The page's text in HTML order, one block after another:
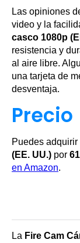
Las opiniones
video y la
casco 1080p
resistencia y
al aire libre.
una tarjeta de
desventaja.
Precio
Puedes adquirir
(EE. UU.) por
en Amazon.
La Fire Cam